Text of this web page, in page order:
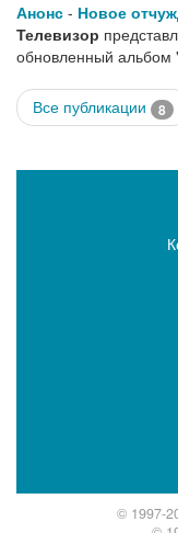
Анонс - Новое
Телевизор
обновленный альбом
Все публикации 8
© 1997-